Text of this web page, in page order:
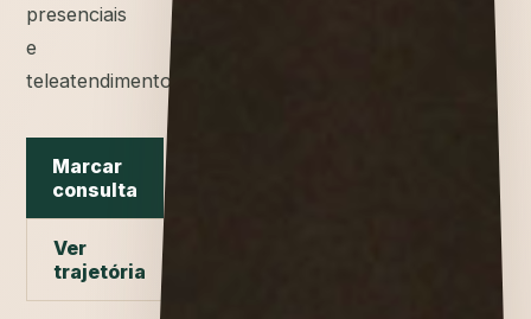
presenciais
e
teleatendimento.
Marcar
consulta
Ver
trajetória